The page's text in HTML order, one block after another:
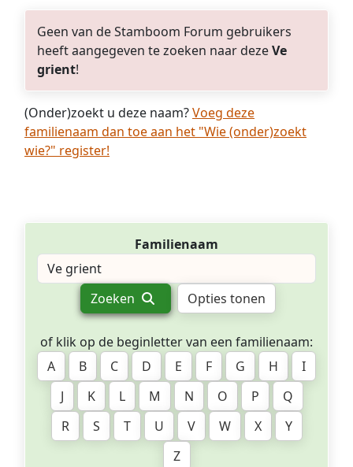
Geen van de Stamboom Forum gebruikers
heeft aangegeven te zoeken naar dezeVe
grient!
(Onder)zoekt u deze naam?Voeg deze
familienaam dan toe aan het "Wie (onder)zoekt
wie?" register!
Familienaam
Zoeken Opties tonen
of klik op de beginletter van een familienaam:
A
B C D E F G H
I
J
K L M N O P
Q
R
S T U V W X
Y
Z